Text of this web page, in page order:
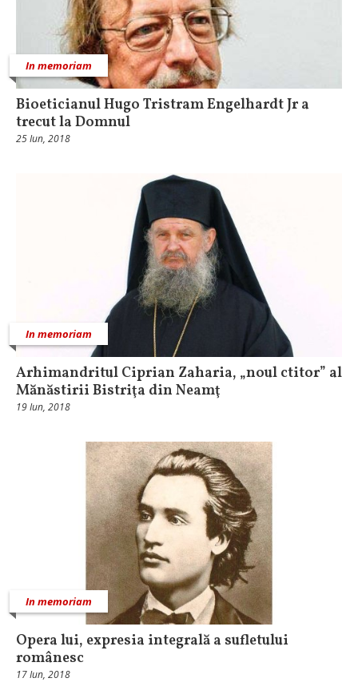
In memoriam
Bioeticianul Hugo Tristram Engelhardt Jr a
trecut la Domnul
25 Iun, 2018
In memoriam
Arhimandritul Ciprian Zaharia, „noul ctitor” al
Mănăstirii Bistriţa din Neamţ
19 Iun, 2018
In memoriam
Opera lui, expresia integrală a sufletului
românesc
17 Iun, 2018